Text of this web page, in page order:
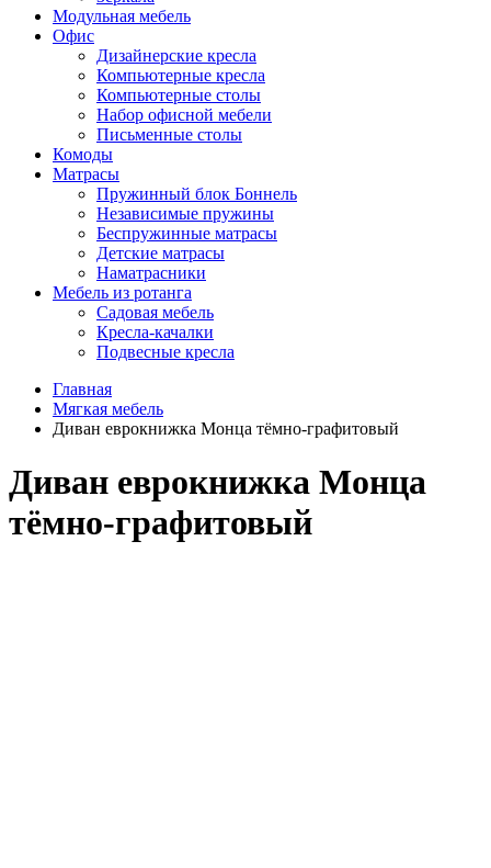
Модульная мебель
Офис
Дизайнерские кресла
Компьютерные кресла
Компьютерные столы
Набор офисной мебели
Письменные столы
Комоды
Матрасы
Пружинный блок Боннель
Независимые пружины
Беспружинные матрасы
Детские матрасы
Наматрасники
Мебель из ротанга
Садовая мебель
Кресла-качалки
Подвесные кресла
Главная
Мягкая мебель
Диван еврокнижка Монца тёмно-графитовый
Диван еврокнижка Монца
тёмно-графитовый